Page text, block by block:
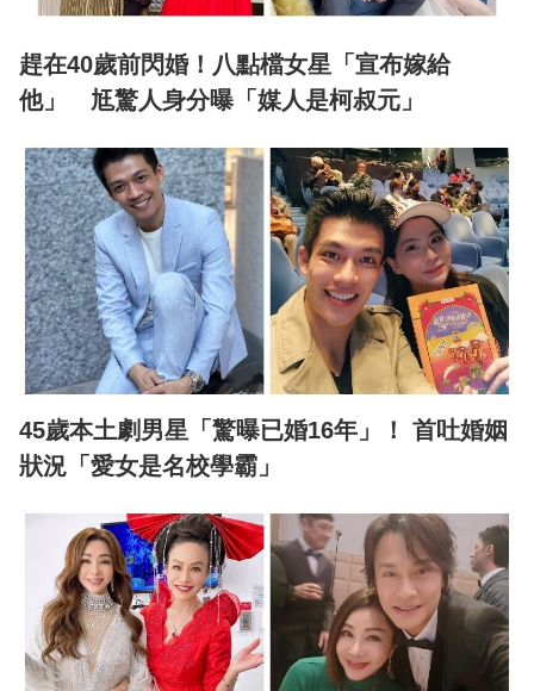
趕在40歲前閃婚！八點檔女星「宣布嫁給
他」 尪驚人身分曝「媒人是柯叔元」
45歲本土劇男星「驚曝已婚16年」！ 首吐婚姻
狀況「愛女是名校學霸」